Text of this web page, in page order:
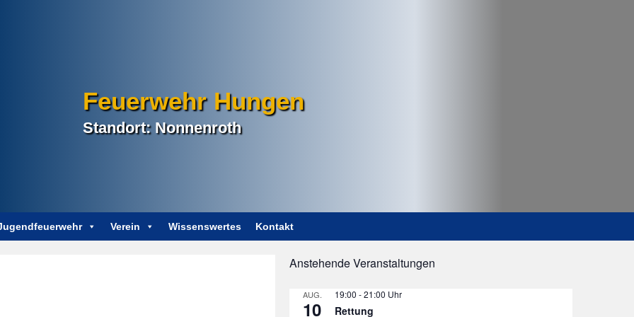
Feuerwehr Hungen
Standort: Nonnenroth
Verein Wissenswertes Kontakt
Anstehende Veranstaltungen
AUG.
10
19:00 -21:00
Rettung